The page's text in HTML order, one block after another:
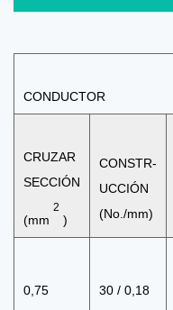
CONDUCTOR
CRUZAR
SECCIÓN
(mm
2
)
CONSTR-
UCCIÓN
(No./mm)
0,75 30 / 0,18